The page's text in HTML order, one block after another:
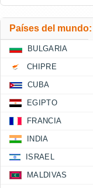
Países del mundo:
BULGARIA
CHIPRE
CUBA
EGIPTO
FRANCIA
INDIA
ISRAEL
MALDIVAS